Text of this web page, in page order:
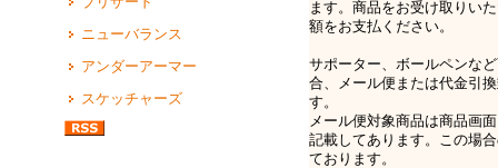
ニューバランス
アンダーアーマー
スケッチャーズ
ます。商品をお受け取りい
額をお支払ください。
サポーター、ボールペンな
合、メール便または代金引
す。
メール便対象商品は商品画
記載してあります。この場
ております。